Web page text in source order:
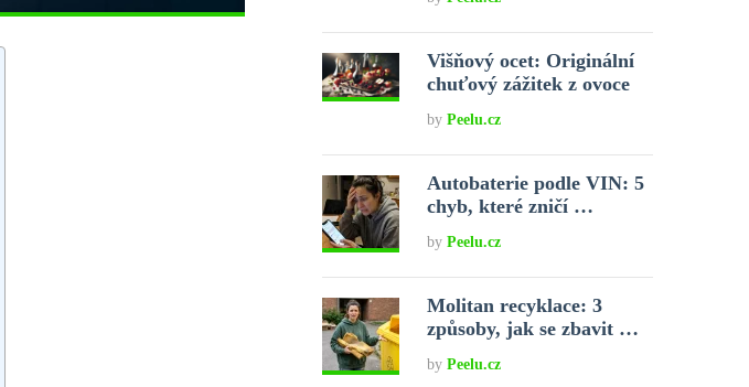
Višňový ocet: Originální
chuťový zážitek z ovoce
byPeelu.cz
Autobaterie podle VIN: 5
chyb, které zničí …
byPeelu.cz
Molitan recyklace: 3
způsoby, jak se zbavit …
byPeelu.cz